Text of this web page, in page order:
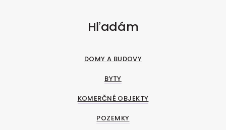
Hľadám
DOMY A BUDOVY
BYTY
KOMERČNÉ OBJEKTY
POZEMKY